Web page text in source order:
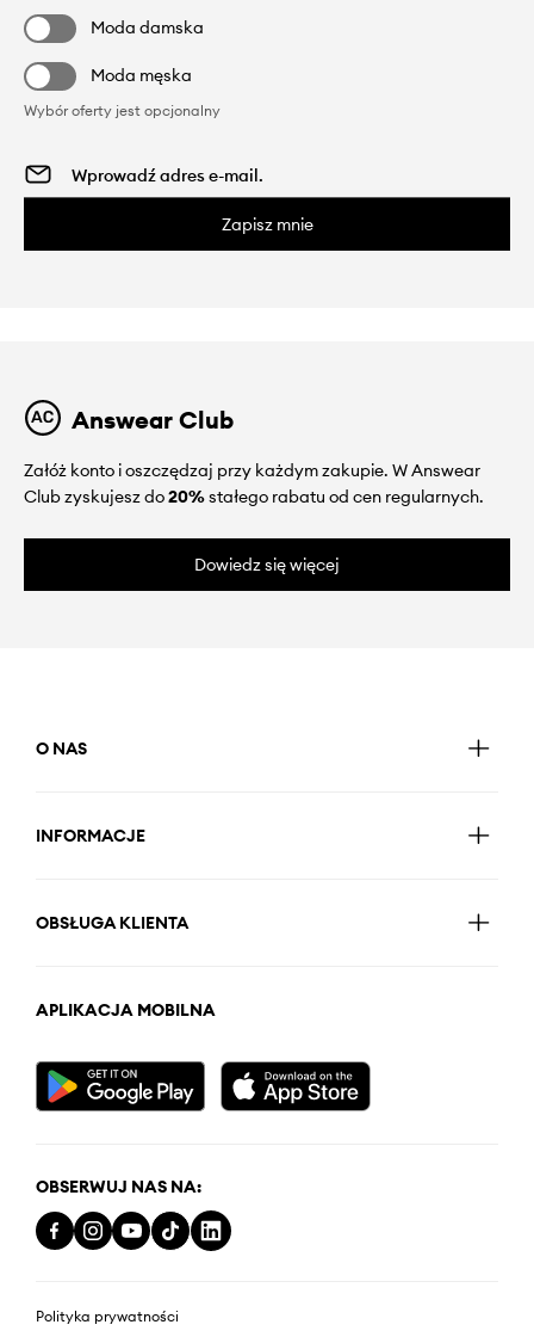
Moda damska
Moda męska
Wybór oferty jest opcjonalny
Zapisz mnie
Answear Club
Załóż konto i oszczędzaj przy każdym zakupie. W Answear
Club zyskujesz do20%stałego rabatu od cen regularnych.
Dowiedz się więcej
O NAS
INFORMACJE
OBSŁUGA KLIENTA
APLIKACJA MOBILNA
OBSERWUJ NAS NA:
Polityka prywatności